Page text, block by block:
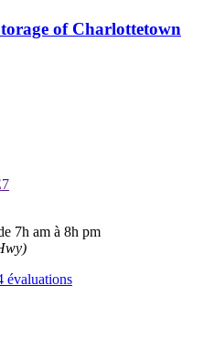
of Charlottetown
7h am à 8h pm
évaluations